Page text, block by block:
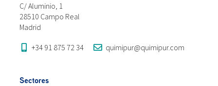
C/ Aluminio, 1
28510 Campo Real
Madrid
+34 91 875 72 34 quimipur@quimipur.com
Sectores